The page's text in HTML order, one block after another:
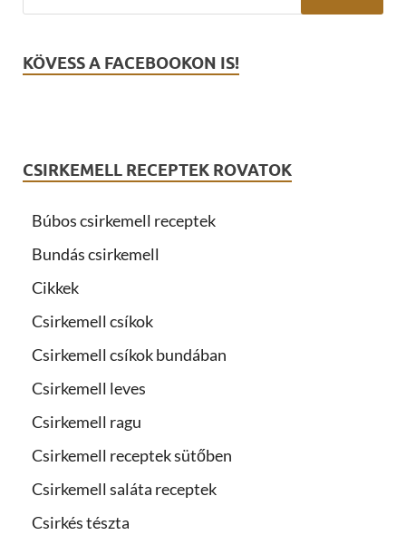
KÖVESS A FACEBOOKON IS!
CSIRKEMELL RECEPTEK ROVATOK
Búbos csirkemell receptek
Bundás csirkemell
Cikkek
Csirkemell csíkok
Csirkemell csíkok bundában
Csirkemell leves
Csirkemell ragu
Csirkemell receptek sütőben
Csirkemell saláta receptek
Csirkés tészta